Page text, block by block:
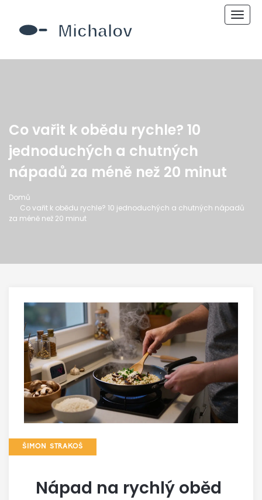
Co vařit k obědu rychle? 10
jednoduchých a chutných
nápadů za méně než 20 minut
Domů
Co vařit k obědu rychle? 10 jednoduchých a chutných nápadů
za méně než 20 minut
ŠIMON STRAKOŠ
Nápad na rychlý oběd